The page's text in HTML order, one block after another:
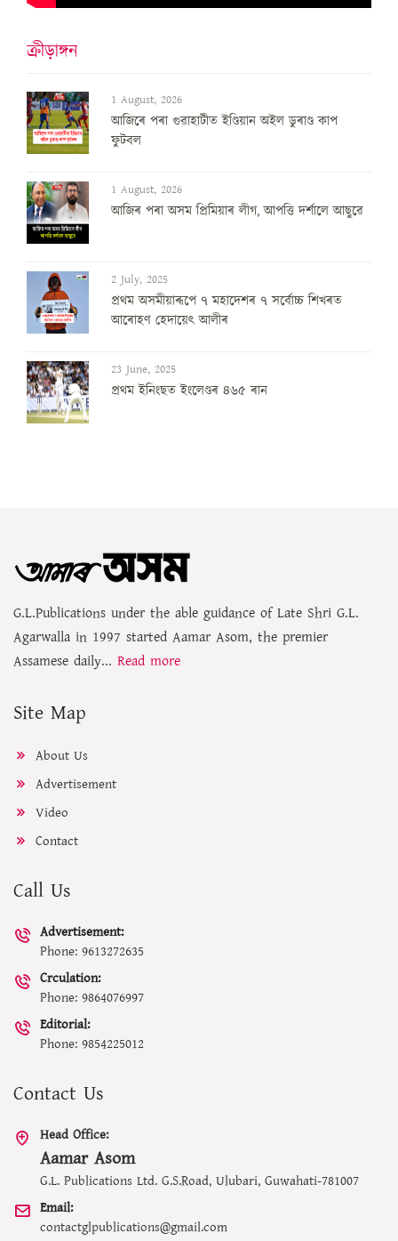
ক্ৰীড়াঙ্গন
1 August, 2026
আজিৰে পৰা গুৱাহাটীত ইণ্ডিয়ান অইল ডুৰাণ্ড কাপ
ফুটবল
1 August, 2026
আজিৰ পৰা অসম প্ৰিমিয়াৰ লীগ, আপত্তি দৰ্শালে আছুৱে
2 July, 2025
প্ৰথম অসমীয়াৰূপে ৭ মহাদেশৰ ৭ সৰ্বোচ্চ শিখৰত
আৰোহণ হেদায়েৎ আলীৰ
23 June, 2025
প্ৰথম ইনিংছত ইংলেণ্ডৰ ৪৬৫ ৰান
G.L.Publications under the able guidance of Late Shri G.L.
Agarwalla in 1997 started Aamar Asom, the premier
Assamese daily... Read more
Site Map
About Us
Advertisement
Video
Contact
Call Us
Advertisement:
Phone: 9613272635
Crculation:
Phone: 9864076997
Editorial:
Phone: 9854225012
Contact Us
Head Office:
Aamar Asom
G.L. Publications Ltd. G.S.Road, Ulubari, Guwahati-781007
Email:
contactglpublications@gmail.com